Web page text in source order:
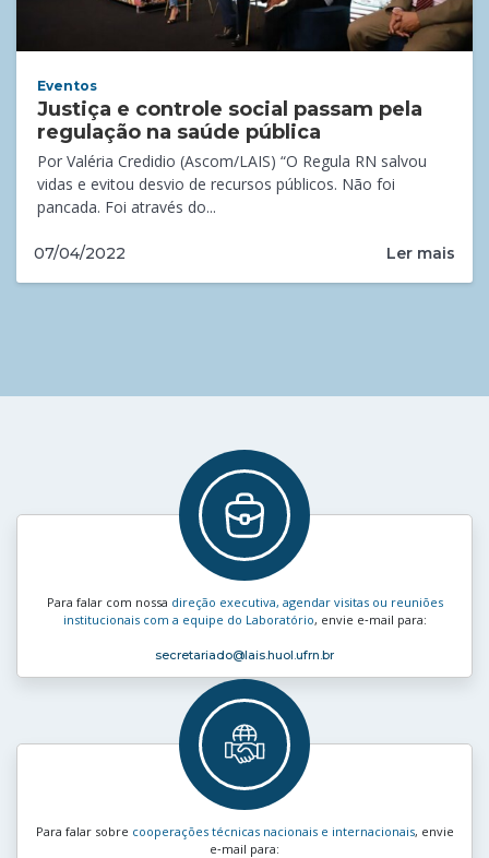
Eventos
Justiça e controle social passam pela
regulação na saúde pública
Por Valéria Credidio (Ascom/LAIS) “O Regula RN salvou
vidas e evitou desvio de recursos públicos. Não foi
pancada. Foi através do...
07/04/2022 Ler mais
Para falar com nossa direção executiva, agendar visitas ou reuniões
institucionais com a equipe do Laboratório, envie e‑mail para:
secretariado@lais.huol.ufrn.br
Para falar sobre cooperações técnicas nacionais e internacionais, envie
e‑mail para: